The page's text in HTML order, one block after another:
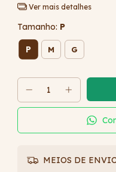
Ver mais detalhes
Tamanho: P
P M G
MEIOS DE